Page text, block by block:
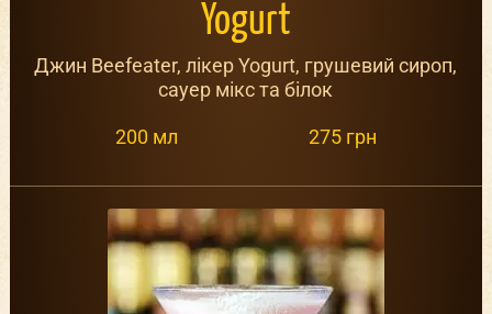
Yogurt
Джин Beefeater, лікер Yogurt, грушевий сироп,
сауер мікс та білок
200 мл 275 грн